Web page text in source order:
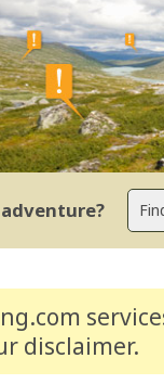
disclaimer.